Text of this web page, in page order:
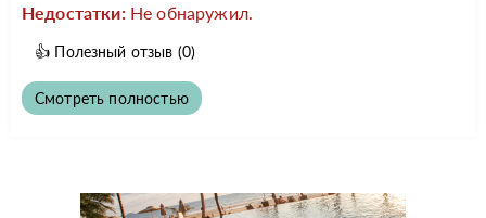
Недостатки: Не обнаружил.
👍 Полезный отзыв (0)
Смотреть полностью